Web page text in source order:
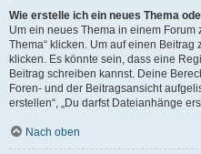
Wie erstelle ich ein neues Thema
Um ein neues Thema in einem Forum
Thema“ klicken. Um auf einen Beitrag
klicken. Es könnte sein, dass eine
Beitrag schreiben kannst. Deine
Foren- und der Beitragsansicht
erstellen“, „Du darfst Dateianhänge
Nach oben